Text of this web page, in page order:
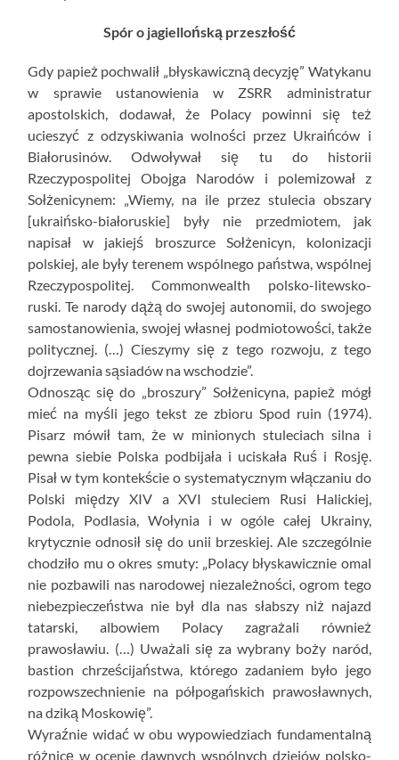
Spór o jagiellońską przeszłość
Gdy papież pochwalił „błyskawiczną decyzję” Watykanu
w sprawie ustanowienia w ZSRR administratur
apostolskich, dodawał, że Polacy powinni się też
ucieszyć z odzyskiwania wolności przez Ukraińców i
Białorusinów. Odwoływał się tu do historii
Rzeczypospolitej Obojga Narodów i polemizował z
Sołżenicynem: „Wiemy, na ile przez stulecia obszary
[ukraińsko-białoruskie] były nie przedmiotem, jak
napisał w jakiejś broszurce Sołżenicyn, kolonizacji
polskiej, ale były terenem wspólnego państwa, wspólnej
Rzeczypospolitej. Commonwealth polsko-litewsko-
ruski. Te narody dążą do swojej autonomii, do swojego
samostanowienia, swojej własnej podmiotowości, także
politycznej. (…) Cieszymy się z tego rozwoju, z tego
dojrzewania sąsiadów na wschodzie”.
Odnosząc się do „broszury” Sołżenicyna, papież mógł
mieć na myśli jego tekst ze zbioru Spod ruin (1974).
Pisarz mówił tam, że w minionych stuleciach silna i
pewna siebie Polska podbijała i uciskała Ruś i Rosję.
Pisał w tym kontekście o systematycznym włączaniu do
Polski między XIV a XVI stuleciem Rusi Halickiej,
Podola, Podlasia, Wołynia i w ogóle całej Ukrainy,
krytycznie odnosił się do unii brzeskiej. Ale szczególnie
chodziło mu o okres smuty: „Polacy błyskawicznie omal
nie pozbawili nas narodowej niezależności, ogrom tego
niebezpieczeństwa nie był dla nas słabszy niż najazd
tatarski, albowiem Polacy zagrażali również
prawosławiu. (…) Uważali się za wybrany boży naród,
bastion chrześcijaństwa, którego zadaniem było jego
rozpowszechnienie na półpogańskich prawosławnych,
na dziką Moskowię”.
Wyraźnie widać w obu wypowiedziach fundamentalną
różnicę w ocenie dawnych wspólnych dziejów polsko-